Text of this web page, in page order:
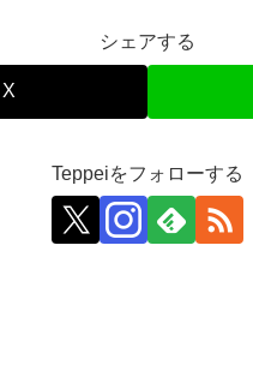
シェアする
X
Teppeiをフォローする